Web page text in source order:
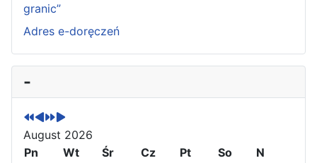
granic”
Adres e-doręczeń
-
P
r
e
v
i
o
P
e
v
i
o
N
x
t
Y
N
x
t
M
August 2026
Pn
Wt Śr Cz Pt So
N